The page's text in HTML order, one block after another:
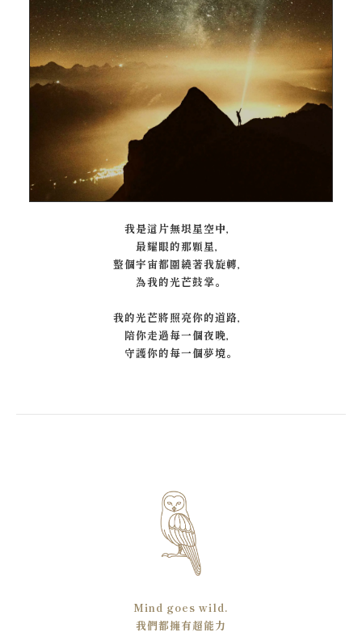
我是這片無垠星空中，
最耀眼的那顆星，
整個宇宙都圍繞著我旋轉，
為我的光芒鼓掌。
我的光芒將照亮你的道路，
陪你走過每一個夜晚，
守護你的每一個夢境。
Mind goes wild.
我們都擁有超能力